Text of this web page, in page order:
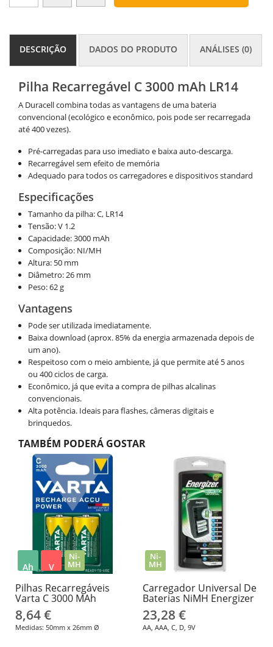
DESCRIÇÃO DADOS DO PRODUTO ANÁLISES (0)
Pilha Recarregável C 3000 mAh LR14
A Duracell combina todas as vantagens de uma bateria
convencional (ecológico e econômico, pois pode ser recarregada
até 400 vezes).
Pré-carregadas para uso imediato e baixa auto-descarga.
Recarregável sem efeito de memória
Adequado para todos os carregadores e dispositivos standard
Especificações
Tamanho da pilha: C, LR14
Tensão: V 1.2
Capacidade: 3000 mAh
Composição: NI/MH
Altura: 50 mm
Diâmetro: 26 mm
Peso: 62 g
Vantagens
Pode ser utilizada imediatamente.
Baixa download (aprox. 85% da energia armazenada depois de
um ano).
Respeitoso com o meio ambiente, já que permite até 5 anos
ou 400 ciclos de carga.
Econômico, já que evita a compra de pilhas alcalinas
convencionais.
Alta potência. Ideais para flashes, câmeras digitais e
brinquedos.
TAMBÉM PODERÁ GOSTAR
Pilhas Recarregáveis
Varta C 3000 MAh
8,64 €
Medidas: 50mm x 26mm Ø
Ah V
Ni-
MH
Carregador Universal De
Baterias NiMH Energizer
23,28 €
AA, AAA, C, D, 9V
Ni-
MH